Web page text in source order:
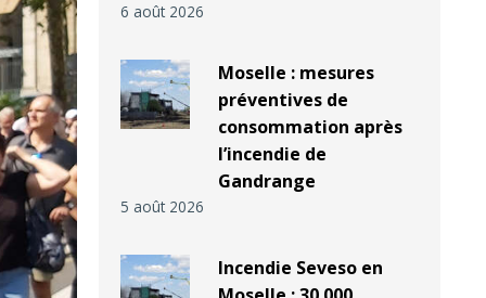
6 août 2026
Moselle : mesures
préventives de
consommation après
l’incendie de
Gandrange
5 août 2026
Incendie Seveso en